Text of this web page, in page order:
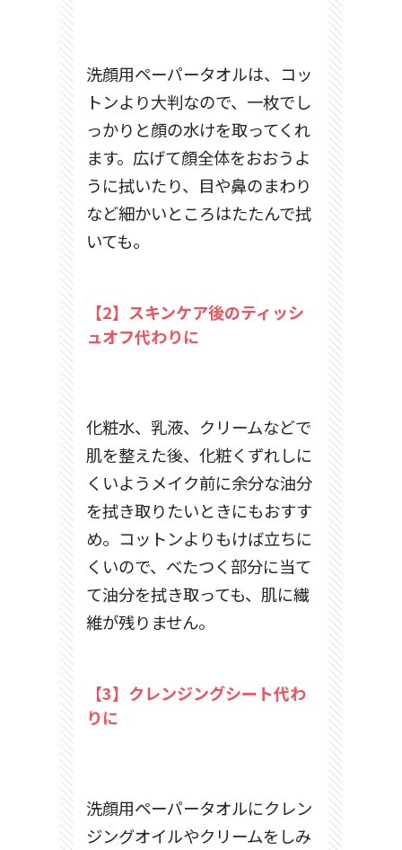
洗顔用ペーパータオルは、コッ
トンより大判なので、一枚でし
っかりと顔の水けを取ってくれ
ます。広げて顔全体をおおうよ
うに拭いたり、目や鼻のまわり
など細かいところはたたんで拭
いても。
【2】スキンケア後のティッシ
ュオフ代わりに
化粧水、乳液、クリームなどで
肌を整えた後、化粧くずれしに
くいようメイク前に余分な油分
を拭き取りたいときにもおすす
め。コットンよりもけば立ちに
くいので、べたつく部分に当て
て油分を拭き取っても、肌に繊
維が残りません。
【3】クレンジングシート代わ
りに
洗顔用ペーパータオルにクレン
ジングオイルやクリームをしみ